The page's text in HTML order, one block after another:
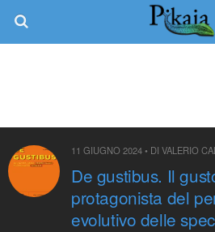
11 GIUGNO 2024 • DI VALERIO
De gustibus. Il
protagonista del
evolutivo delle